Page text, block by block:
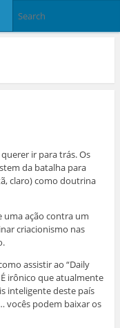
ir para trás. Os
da batalha para
claro) como doutrina
uma ação contra um
criacionismo nas
assistir ao “Daily
irônico que atualmente
inteligente deste país
vocês podem baixar os